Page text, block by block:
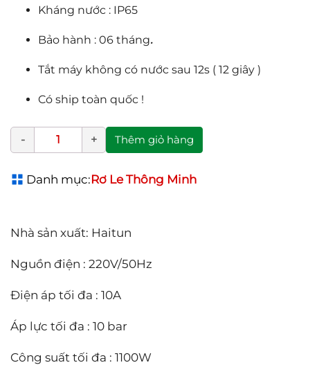
Kháng nước : IP65
Bảo hành : 06 tháng.
Tắt máy không có nước sau 12s ( 12 giây )
Có ship toàn quốc !
Thêm giỏ hàng
Danh mục:Rơ Le Thông Minh
Nhà sản xuất: Haitun
Nguồn điện : 220V/50Hz
Điện áp tối đa : 10A
Áp lực tối đa : 10 bar
Công suất tối đa : 1100W